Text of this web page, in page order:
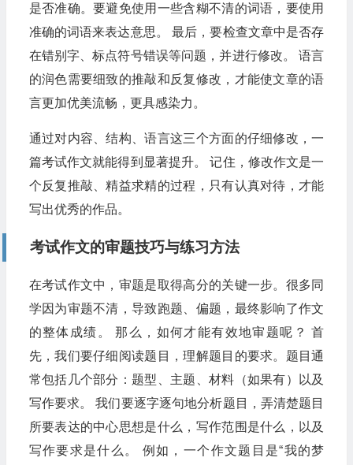
是否准确。要避免使用一些含糊不清的词语，要使用
准确的词语来表达意思。 最后，要检查文章中是否存
在错别字、标点符号错误等问题，并进行修改。 语言
的润色需要细致的推敲和反复修改，才能使文章的语
言更加优美流畅，更具感染力。
通过对内容、结构、语言这三个方面的仔细修改，一
篇考试作文就能得到显著提升。 记住，修改作文是一
个反复推敲、精益求精的过程，只有认真对待，才能
写出优秀的作品。
考试作文的审题技巧与练习方法
在考试作文中，审题是取得高分的关键一步。很多同
学因为审题不清，导致跑题、偏题，最终影响了作文
的整体成绩。 那么，如何才能有效地审题呢？ 首
先，我们要仔细阅读题目，理解题目的要求。题目通
常包括几个部分：题型、主题、材料（如果有）以及
写作要求。 我们要逐字逐句地分析题目，弄清楚题目
所要表达的中心思想是什么，写作范围是什么，以及
写作要求是什么。 例如，一个作文题目是“我的梦